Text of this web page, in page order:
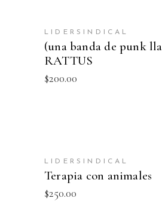
LIDERSINDICAL
(una banda de punk
RATTUS
$200.00
LIDERSINDICAL
Terapia con animales
$250.00